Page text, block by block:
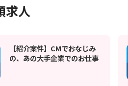
求人
【紹介案件】CMでおなじみ
の、あの大手企業でのお仕事